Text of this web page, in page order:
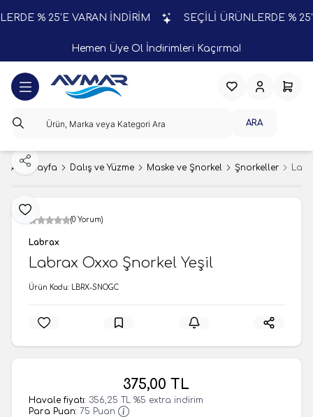
% 25'E VARAN İNDİRİM SEÇİLİ ÜRÜNLERDE % 25'E
Hemen Üye Ol İndirimleri Kaçırma!
ARA
FavorilerimHesabım
Ana Sayfa Dalış ve Yüzme Maske ve Şnorkel Şnorkeller
Favoriye Ekle
Paylaş
(0 Yorum)
Labrax
Labrax Oxxo Şnorkel Yeşil
Ürün Kodu: LBRX-SNOGC
375,00 TL
Havale fiyatı: 356,25 TL %5 extra indirim
Para Puan: 75 Puan